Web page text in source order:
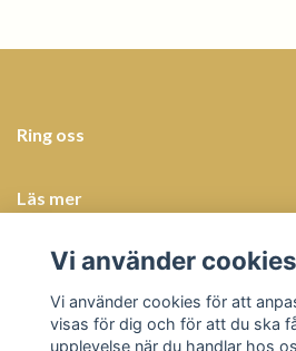
Ring oss
Läs mer
Sociala medier
Vi använder cookies
Vi använder cookies för att
visas för dig och för att du ska
upplevelse när du handlar hos